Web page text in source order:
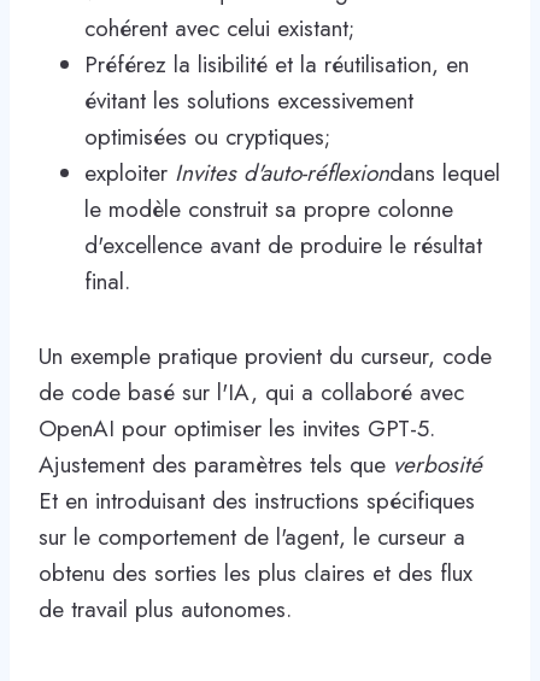
cohérent avec celui existant;
Préférez la lisibilité et la réutilisation, en
évitant les solutions excessivement
optimisées ou cryptiques;
exploiter Invites d'auto-réflexiondans lequel
le modèle construit sa propre colonne
d'excellence avant de produire le résultat
final.
Un exemple pratique provient du curseur, code
de code basé sur l'IA, qui a collaboré avec
OpenAI pour optimiser les invites GPT-5.
Ajustement des paramètres tels que verbosité
Et en introduisant des instructions spécifiques
sur le comportement de l'agent, le curseur a
obtenu des sorties les plus claires et des flux
de travail plus autonomes.